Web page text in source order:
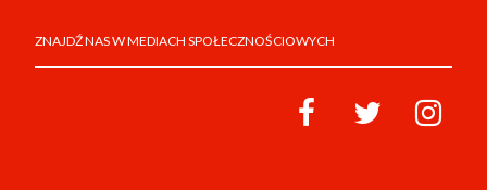
ZNAJDŹ NAS W MEDIACH SPOŁECZNOŚCIOWYCH